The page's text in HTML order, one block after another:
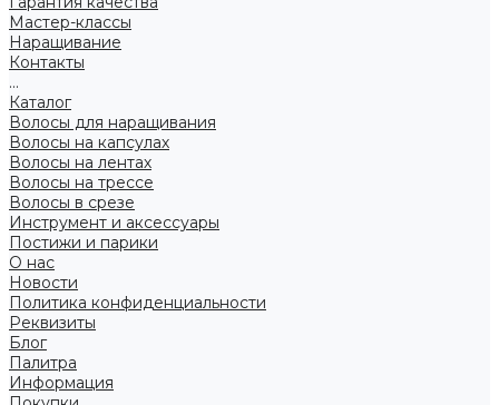
Мастер-классы
Наращивание
Контакты
...
Каталог
Волосы для наращивания
Волосы на капсулах
Волосы на лентах
Волосы на трессе
Волосы в срезе
Инструмент и аксессуары
Постижи и парики
О нас
Новости
Политика конфиденциальности
Реквизиты
Блог
Палитра
Информация